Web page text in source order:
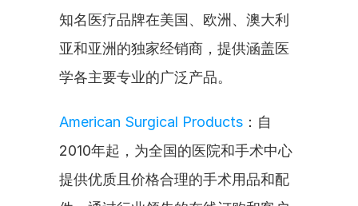
知名医疗品牌在美国、欧洲、澳大利
亚和亚洲的独家经销商，提供涵盖医
学各主要专业的广泛产品。
American Surgical Products ：自
2010年起，为全国的医院和手术中心
提供优质且价格合理的手术用品和配